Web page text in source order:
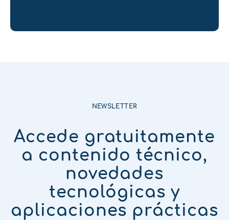
NEWSLETTER
Accede gratuitamente
a contenido técnico,
novedades
tecnológicas y
aplicaciones prácticas